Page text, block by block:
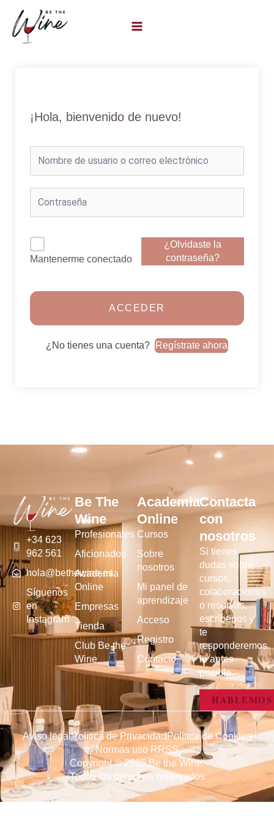
contenido
¡Hola, bienvenido de nuevo!
Mantenerme conectado
¿Olvidaste la
contraseña?
ACCEDER
¿No tienes una cuenta? Regístrate ahora
+34 623
962 561
hola@bethewine.es
Síguenos
en
Instagram
Be The
Wine
Profesionales
Aficionados
Academia
Online
Empresas
Tienda
Club Be the
Wine
Academia
Online
Cursos
Sobre
nosotros
Mi panel de
aprendizaje
Acceso
Registro
Contacto
Contacta
con
nosotros
Si tienes
dudas sobre
cursos,
colaboraciones
o reservas,
escríbenos y
te
responderemos
lo antes
posible.
HABLEMOS
Copyright © 2025 Be the Wine.
Todos los derechos reservados
Aviso legalPolítica de PrivacidadPolítica de Cookies
Normas uso RRSS